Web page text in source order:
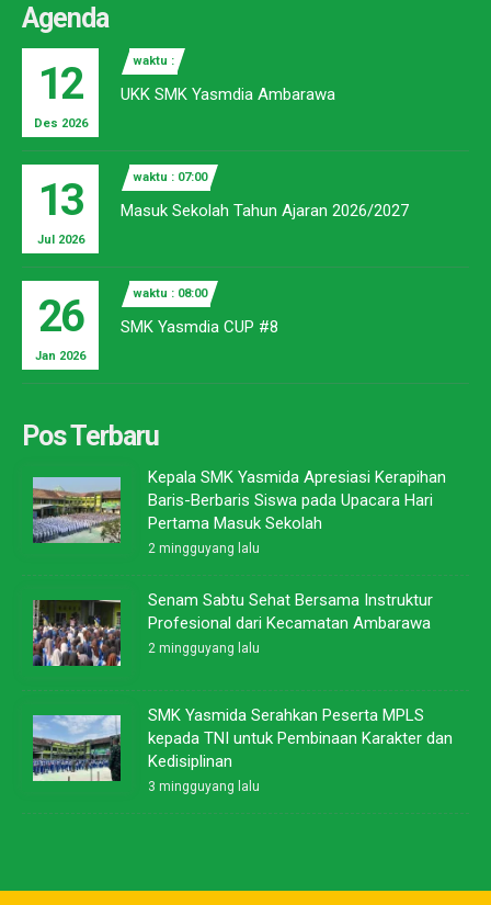
Agenda
12
Des 2026
waktu :
UKK SMK Yasmdia Ambarawa
13
Jul 2026
waktu : 07:00
Masuk Sekolah Tahun Ajaran 2026/2027
26
Jan 2026
waktu : 08:00
SMK Yasmdia CUP #8
Pos Terbaru
Kepala SMK Yasmida Apresiasi Kerapihan
Baris-Berbaris Siswa pada Upacara Hari
Pertama Masuk Sekolah
2 mingguyang lalu
Senam Sabtu Sehat Bersama Instruktur
Profesional dari Kecamatan Ambarawa
2 mingguyang lalu
SMK Yasmida Serahkan Peserta MPLS
kepada TNI untuk Pembinaan Karakter dan
Kedisiplinan
3 mingguyang lalu